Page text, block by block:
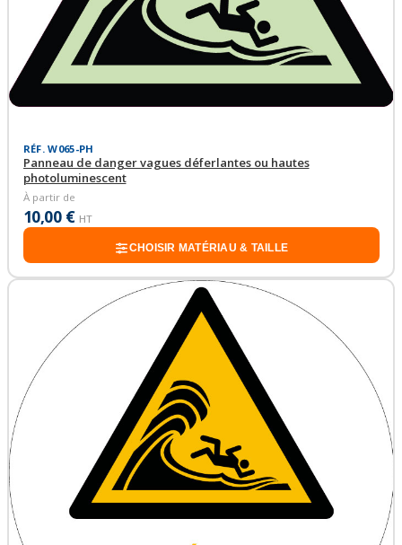
RÉF. W065-PH
Panneau de danger vagues déferlantes ou hautes
photoluminescent
À partir de
10,00 € HT
CHOISIR MATÉRIAU & TAILLE